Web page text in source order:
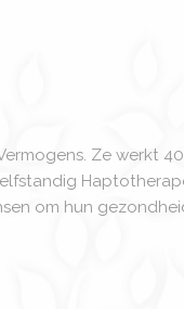
Ze werkt
om hun